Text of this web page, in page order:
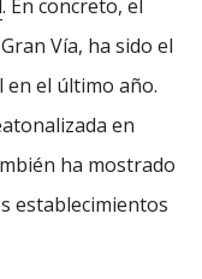
. En concreto, el
Vía, ha sido el
en el último año.
en
ha mostrado
establecimientos